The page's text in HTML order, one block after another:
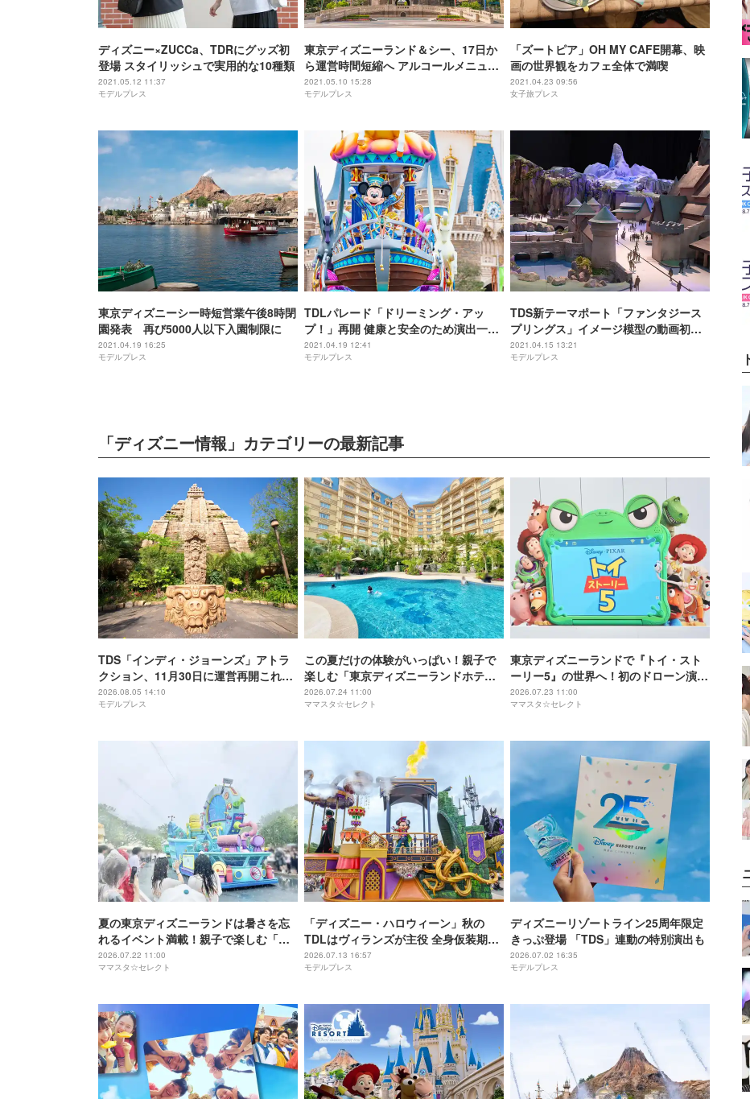
ディズニー×ZUCCa、TDRにグッズ初
登場 スタイリッシュで実用的な10種類
2021.05.12 11:37
モデルプレス
東京ディズニーランド＆シー、17日か
ら運営時間短縮へ アルコールメニュー
は引き続き提供休止
2021.05.10 15:28
モデルプレス
「ズートピア」OH MY CAFE開幕、映
画の世界観をカフェ全体で満喫
2021.04.23 09:56
女子旅プレス
東京ディズニーシー時短営業午後8時閉
園発表 再び5000人以下入園制限に
2021.04.19 16:25
モデルプレス
TDLパレード「ドリーミング・アッ
プ！」再開 健康と安全のため演出一部
変更
2021.04.19 12:41
モデルプレス
TDS新テーマポート「ファンタジース
プリングス」イメージ模型の動画初公
開 「アナ雪」「塔の上のラプンツェ
ル」など
2021.04.15 13:21
モデルプレス
「ディズニー情報」カテゴリーの最新記事
TDS「インディ・ジョーンズ」アトラ
クション、11月30日に運営再開これま
で以上の臨場感に
2026.08.05 14:10
モデルプレス
この夏だけの体験がいっぱい！親子で
楽しむ「東京ディズニーランドホテ
ル・サマーアドベンチャー！」
2026.07.24 11:00
ママスタ☆セレクト
東京ディズニーランドで『トイ・スト
ーリー5』の世界へ！初のドローン演出
が彩るナイトショーも必見
2026.07.23 11:00
ママスタ☆セレクト
夏の東京ディズニーランドは暑さを忘
れるイベント満載！親子で楽しむ「サ
マー・クールオフ」開催中
2026.07.22 11:00
ママスタ☆セレクト
「ディズニー・ハロウィーン」秋の
TDLはヴィランズが主役 全身仮装期間
や限定グッズも公開
2026.07.13 16:57
モデルプレス
ディズニーリゾートライン25周年限定
きっぷ登場 「TDS」連動の特別演出も
2026.07.02 16:35
モデルプレス